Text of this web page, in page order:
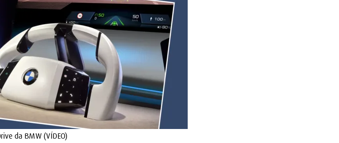
da BMW (VÍDEO)